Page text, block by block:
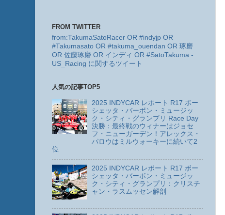
FROM TWITTER
from:TakumaSatoRacer OR #indyjp OR
#Takumasato OR #takuma_ouendan OR 琢磨
OR 佐藤琢磨 OR インディ OR #SatoTakuma -
US_Racing に関するツイート
人気の記事TOP5
2025 INDYCAR レポート R17 ボー
シェッタ・バーボン・ミュージッ
ク・シティ・グランプリ Race Day
決勝：最終戦のウィナーはジョセ
フ・ニューガーデン！アレックス・
パロウはミルウォーキーに続いて2
位
2025 INDYCAR レポート R17 ボー
シェッタ・バーボン・ミュージッ
ク・シティ・グランプリ：クリスチ
ャン・ラスムッセン解剖